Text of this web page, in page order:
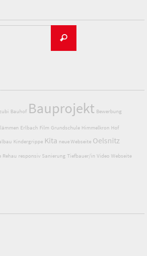
Suchen
Bauhof Bauprojekt Bewerbung
Erlbach Film Grundschule Himmelkron Hof
Kindergrippe Kita neue Webseite Oelsnitz
Rehau responsiv Sanierung Tiefbauer/in Video Webseite